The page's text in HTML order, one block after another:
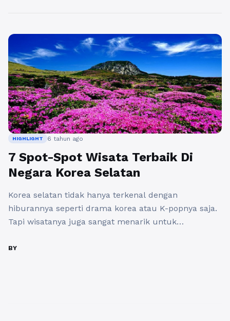
HIGHLIGHT 6 tahun ago
7 Spot-Spot Wisata Terbaik Di
Negara Korea Selatan
Korea selatan tidak hanya terkenal dengan
hiburannya seperti drama korea atau K-popnya saja.
Tapi wisatanya juga sangat menarik untuk
lebih dekat dan kenal dengan negara Korea Selatan
BY